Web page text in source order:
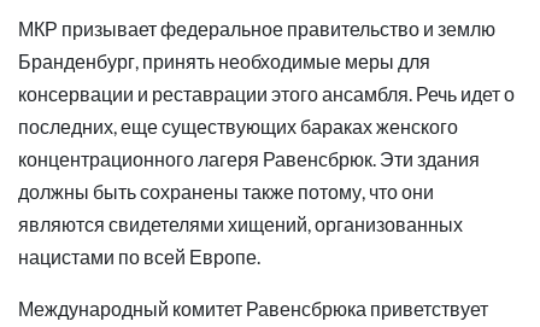
МКР призывает федеральное правительство и землю
Бранденбург, принять необходимые меры для
консервации и реставрации этого ансамбля. Речь идет о
последних, еще существующих бараках женского
концентрационного лагеря Равенсбрюк. Эти здания
должны быть сохранены также потому, что они
являются свидетелями хищений, организованных
нацистами по всей Европе.
Международный комитет Равенсбрюка приветствует